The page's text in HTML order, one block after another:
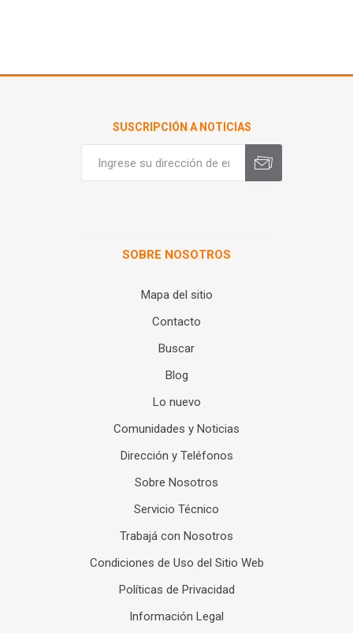
SUSCRIPCIÓN A NOTICIAS
SOBRE NOSOTROS
Mapa del sitio
Contacto
Buscar
Blog
Lo nuevo
Comunidades y Noticias
Dirección y Teléfonos
Sobre Nosotros
Servicio Técnico
Trabajá con Nosotros
Condiciones de Uso del Sitio Web
Políticas de Privacidad
Información Legal